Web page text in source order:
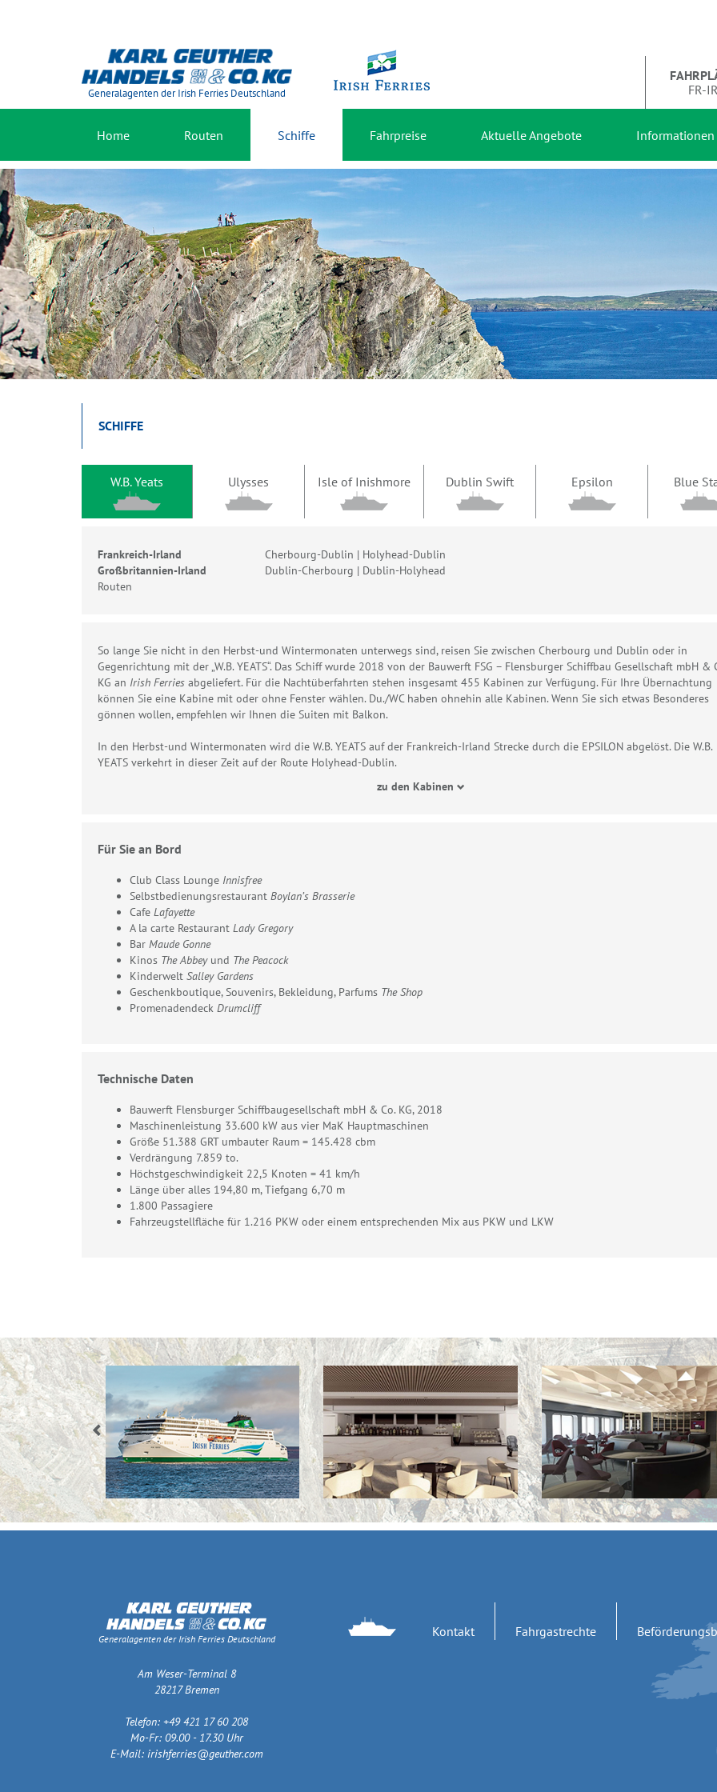
Generalagenten der Irish Ferries Deutschland
FR-
Home Routen Schiffe Fahrpreise Aktuelle Angebote Informationen
SCHIFFE
W.B. Yeats Ulysses Isle of Inishmore Dublin Swift Epsilon Blue
Frankreich-Irland
Großbritannien-Irland
Routen
Cherbourg-Dublin | Holyhead-Dublin
Dublin-Cherbourg | Dublin-Holyhead
So lange Sie nicht in den Herbst-und Wintermonaten unterwegs sind, reisen Sie zwischen Cherbourg und Dublin oder in
Gegenrichtung mit der „W.B. YEATS“. Das Schiff wurde 2018 von der Bauwerft FSG – Flensburger Schiffbau Gesellschaft mbH &
KG an Irish Ferries abgeliefert. Für die Nachtüberfahrten stehen insgesamt 455 Kabinen zur Verfügung. Für Ihre Übernachtung
können Sie eine Kabine mit oder ohne Fenster wählen. Du./WC haben ohnehin alle Kabinen. Wenn Sie sich etwas Besonderes
gönnen wollen, empfehlen wir Ihnen die Suiten mit Balkon.
In den Herbst-und Wintermonaten wird die W.B. YEATS auf der Frankreich-Irland Strecke durch die EPSILON abgelöst. Die W.B.
YEATS verkehrt in dieser Zeit auf der Route Holyhead-Dublin.
zu den Kabinen
Für Sie an Bord
Club Class Lounge Innisfree
Selbstbedienungsrestaurant Boylan’s Brasserie
Cafe Lafayette
A la carte Restaurant Lady Gregory
Bar Maude Gonne
Kinos The Abbeyund The Peacock
Kinderwelt Salley Gardens
Geschenkboutique, Souvenirs, Bekleidung, Parfums The Shop
Promenadendeck Drumcliff
Technische Daten
Bauwerft Flensburger Schiffbaugesellschaft mbH & Co. KG, 2018
Maschinenleistung 33.600 kW aus vier MaK Hauptmaschinen
Größe 51.388 GRT umbauter Raum = 145.428 cbm
Verdrängung 7.859 to.
Höchstgeschwindigkeit 22,5 Knoten = 41 km/h
Länge über alles 194,80 m, Tiefgang 6,70 m
1.800 Passagiere
Fahrzeugstellfläche für 1.216 PKW oder einem entsprechenden Mix aus PKW und LKW
Previous
Generalagenten der Irish Ferries Deutschland
Am Weser-Terminal 8
28217 Bremen
Telefon: +49 421 17 60 208
Mo-Fr: 09.00 - 17.30 Uhr
E-Mail: irishferries@geuther.com
Kontakt Fahrgastrechte